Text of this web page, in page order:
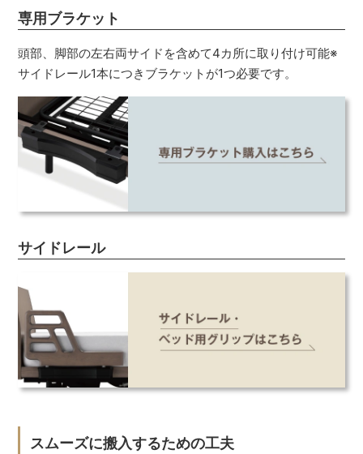
専用ブラケット
頭部、脚部の左右両サイドを含めて4カ所に取り付け可能※
サイドレール1本につきブラケットが1つ必要です。
サイドレール
スムーズに搬入するための工夫